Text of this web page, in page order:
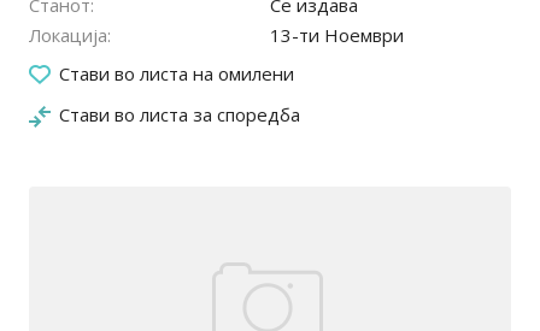
Станот
Се издава
Локација
13-ти Ноември
Стави во листа на омилени
Стави во листа за споредба
16.03.2026